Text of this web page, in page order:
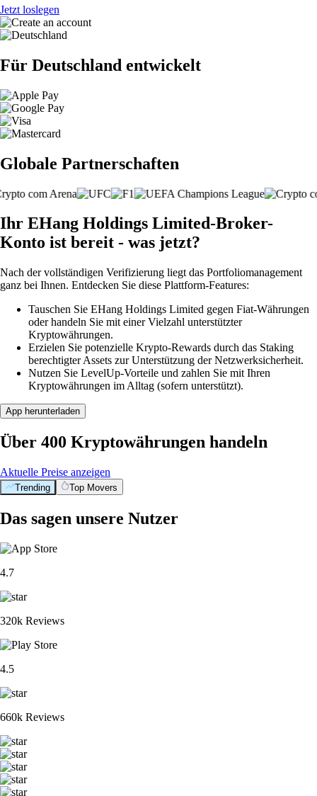
Jetzt loslegen
Für Deutschland entwickelt
Globale Partnerschaften
Ihr EHang Holdings Limited-Broker-
Konto ist bereit - was jetzt?
Nach der vollständigen Verifizierung liegt das Portfoliomanagement
ganz bei Ihnen. Entdecken Sie diese Plattform-Features:
Tauschen Sie EHang Holdings Limited gegen Fiat-Währungen
oder handeln Sie mit einer Vielzahl unterstützter
Kryptowährungen.
Erzielen Sie potenzielle Krypto-Rewards durch das Staking
berechtigter Assets zur Unterstützung der Netzwerksicherheit.
Nutzen Sie LevelUp-Vorteile und zahlen Sie mit Ihren
Kryptowährungen im Alltag (sofern unterstützt).
App herunterladen
Über 400 Kryptowährungen handeln
Aktuelle Preise anzeigen
Trending Top Movers
Das sagen unsere Nutzer
4.7
320k Reviews
4.5
660k Reviews